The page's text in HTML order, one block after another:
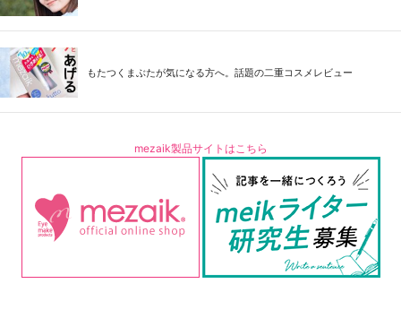
もたつくまぶたが気になる方へ。話題の二重コスメレビュー
mezaik製品サイトはこちら